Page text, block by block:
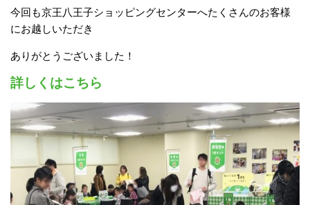
今回も京王八王子ショッピングセンターへたくさんのお客様
にお越しいただき
ありがとうございました！
詳しくはこちら